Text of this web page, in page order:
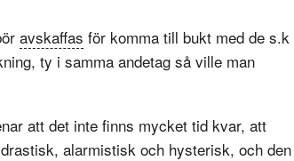
avskaffas för komma till bukt med de s.k
ty i samma andetag så ville man
att det inte finns mycket tid kvar, att
alarmistisk och hysterisk, och den